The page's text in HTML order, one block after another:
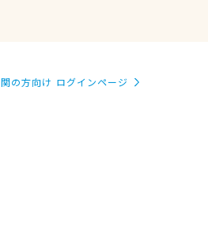
の方向け ログインページ